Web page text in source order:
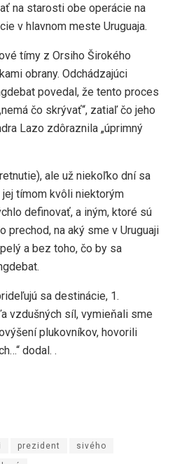
na starosti obe operácie na
v hlavnom meste Uruguaja.
tímy z Orsiho Širokého
obrany. Odchádzajúci
povedal, že tento proces
čo skrývať“, zatiaľ čo jeho
Lazo zdôraznila „úprimný
ale už niekoľko dní sa
tímom kvôli niektorým
definovať, a iným, ktoré sú
prechod, na aký sme v Uruguaji
a bez toho, čo by sa
sa destinácie, 1.
vzdušných síl, vymieňali sme
plukovníkov, hovorili
dodal. .
prezident sivého